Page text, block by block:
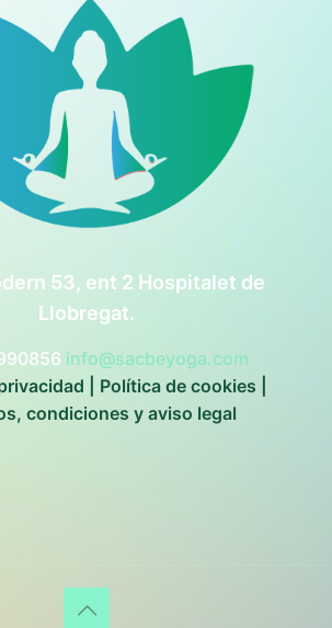
53, ent 2 Hospitalet de
Llobregat.
info@sacbeyoga.com
Política de cookies
condiciones y aviso legal